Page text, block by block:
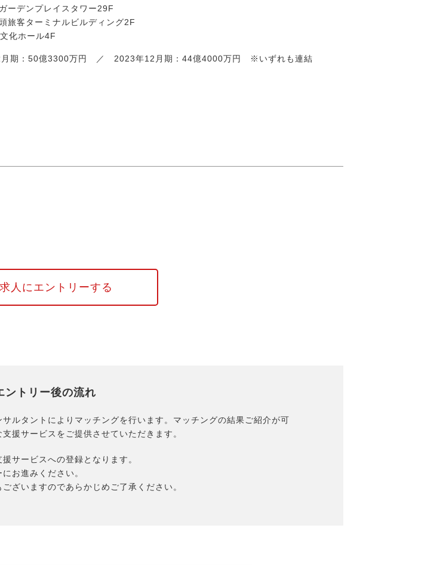
ーデンプレイスタワー29F
旅客ターミナルビルディング2F
化ホール4F
期：50億3300万円 ／ 2023年12月期：44億4000万円 ※いずれも連結
人にエントリーする
ントリー後の流れ
ルタントによりマッチングを行います。マッチングの結果ご紹介が可
援サービスをご提供させていただきます。
サービスへの登録となります。
お進みください。
ざいますのであらかじめご了承ください。